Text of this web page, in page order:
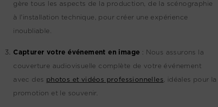
gère tous les aspects de la production, de la scénographie
à l'installation technique, pour créer une expérience
inoubliable.
Capturer votre événement en image : Nous assurons la
couverture audiovisuelle complète de votre événement
avec des photos et vidéos professionnelles, idéales pour la
promotion et le souvenir.